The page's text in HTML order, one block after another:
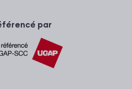
par